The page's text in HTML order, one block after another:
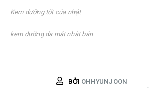
Kem dưỡng tốt của nhật
kem dưỡng da mặt nhật bản
BỞI OHHYUNJOON